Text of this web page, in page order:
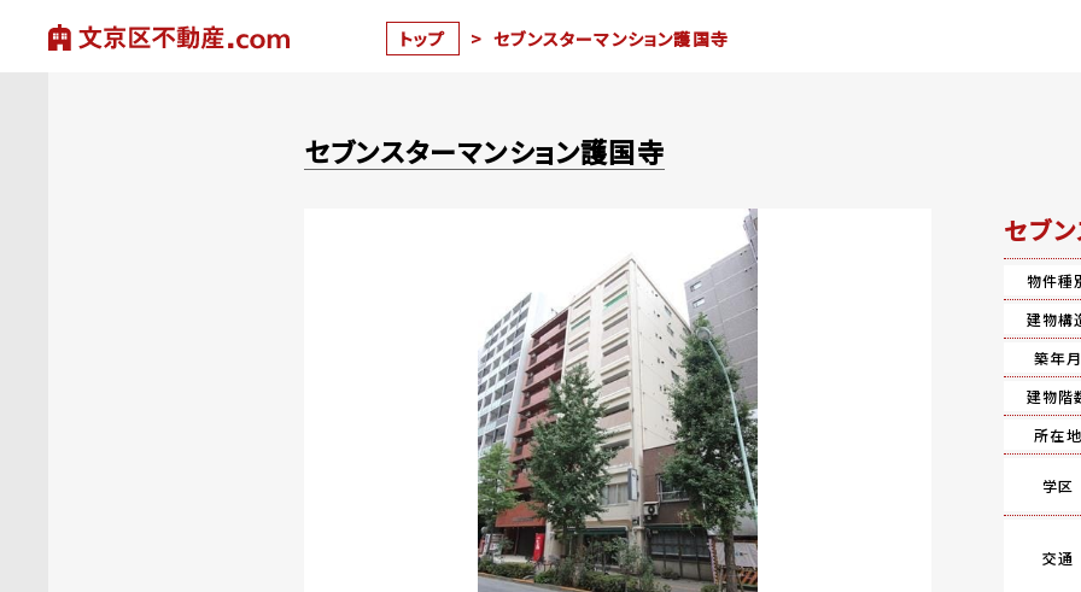
トップ > セブンスターマンション護国寺
セブンスターマンション護国寺
セブ
物件種
建物構
築年月
建物階
所在地
学区
交通